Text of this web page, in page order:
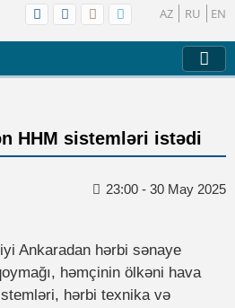
AZ RU EN
HHM sistemləri istədi
23:00 - 30 May 2025
Ankaradan hərbi sənaye
həmçinin ölkəni hava
hərbi texnika və